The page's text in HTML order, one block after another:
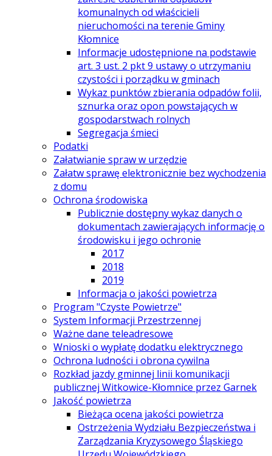
komunalnych od właścicieli
nieruchomości na terenie Gminy
Kłomnice
Informacje udostępnione na podstawie
art. 3 ust. 2 pkt 9 ustawy o utrzymaniu
czystości i porządku w gminach
Wykaz punktów zbierania odpadów folii,
sznurka oraz opon powstających w
gospodarstwach rolnych
Segregacja śmieci
Podatki
Załatwianie spraw w urzędzie
Załatw sprawę elektronicznie bez wychodzenia
z domu
Ochrona środowiska
Publicznie dostępny wykaz danych o
dokumentach zawierających informację o
środowisku i jego ochronie
2017
2018
2019
Informacja o jakości powietrza
Program "Czyste Powietrze"
System Informacji Przestrzennej
Ważne dane teleadresowe
Wnioski o wypłatę dodatku elektrycznego
Ochrona ludności i obrona cywilna
Rozkład jazdy gminnej linii komunikacji
publicznej Witkowice-Kłomnice przez Garnek
Jakość powietrza
Bieżąca ocena jakości powietrza
Ostrzeżenia Wydziału Bezpieczeństwa i
Zarządzania Kryzysowego Śląskiego